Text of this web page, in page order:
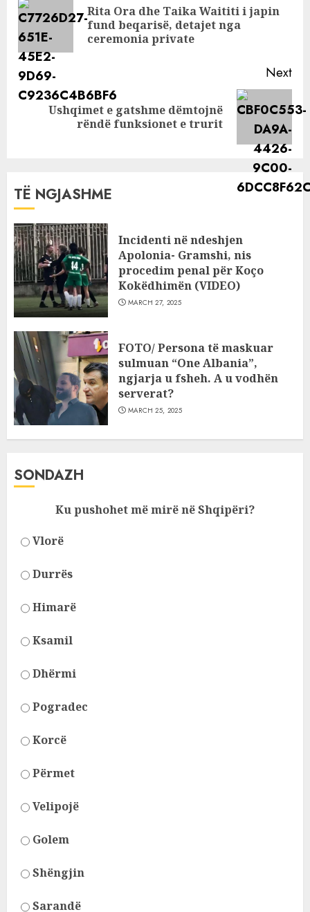
foton që nuk e
kemi parë
asnjëherë
ReadingRita Ora dhe Taika Waititi i japin
fund beqarisë, detajet nga
ceremonia private
Next
Ushqimet e gatshme dëmtojnë
rëndë funksionet e trurit
TË NGJASHME
Incidenti në ndeshjen
Apolonia- Gramshi, nis
procedim penal për Koço
Kokëdhimën (VIDEO)
MARCH 27, 2025
FOTO/ Persona të maskuar
sulmuan “One Albania”,
ngjarja u fsheh. A u vodhën
serverat?
MARCH 25, 2025
SONDAZH
Ku pushohet më mirë në Shqipëri?
Vlorë
Durrës
Himarë
Ksamil
Dhërmi
Pogradec
Korcë
Përmet
Velipojë
Golem
Shëngjin
Sarandë